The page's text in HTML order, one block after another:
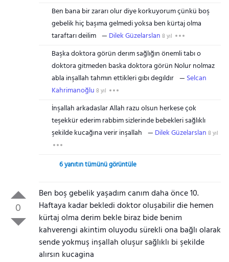
Ben bana bir zararı olur diye korkuyorum çünkü boş
gebelik hiç başıma gelmedi yoksa ben kürtaj olma
taraftarı deilim
Dilek Güzelarslan 8 yıl
Başka doktora görün derım sağlığın önemli tabı o
doktora gitmeden baska doktora görün Nolur nolmaz
abla inşallah tahmın ettikleri gıbı degıldır
Selcan
Kahrimanoğlu 8 yıl
İnşallah arkadaslar Allah razu olsun herkese çok
teşekkür ederim rabbim sizlerinde bebekleri sağlıklı
şekilde kucağına verir inşallah
Dilek Güzelarslan 8 yıl
6 yanıtın tümünü görüntüle
0
Ben boş gebelik yaşadım canım daha önce 10.
Haftaya kadar bekledi doktor oluşabilir die hemen
kürtaj olma derim bekle biraz bide benim
kahverengi akintim oluyodu sürekli ona bağlı olarak
sende yokmuş inşallah oluşur sağlıklı bi şekilde
alırsın kucagina